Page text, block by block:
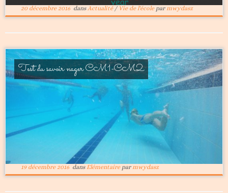
20 décembre 2016dansActualité / Vie de l'école parmwydasz
Test du savoir nager CM1-CM2
19 décembre 2016dansElémentaire parmwydasz